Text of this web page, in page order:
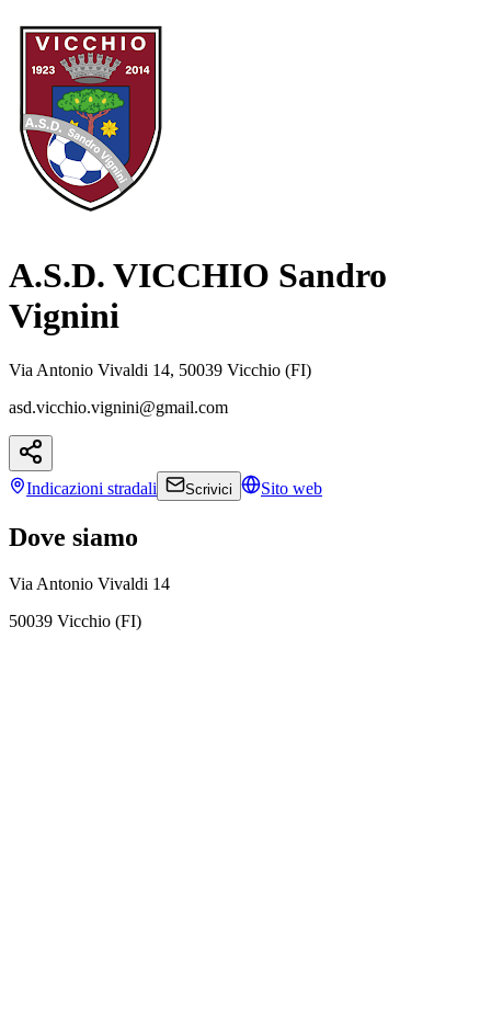
A.S.D. VICCHIO Sandro
Vignini
Via Antonio Vivaldi 14, 50039 Vicchio (FI)
asd.vicchio.vignini@gmail.com
Indicazioni stradali Scrivici Sito web
Dove siamo
Via Antonio Vivaldi 14
50039 Vicchio (FI)